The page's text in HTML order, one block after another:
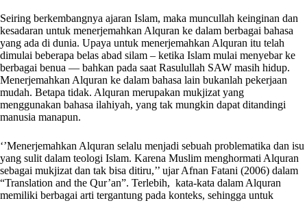
Seiring berkembangnya ajaran Islam, maka muncullah keinginan dan
kesadaran untuk menerjemahkan Alquran ke dalam berbagai bahasa
yang ada di dunia. Upaya untuk menerjemahkan Alquran itu telah
dimulai beberapa belas abad silam – ketika Islam mulai menyebar ke
berbagai benua — bahkan pada saat Rasulullah SAW masih hidup.
Menerjemahkan Alquran ke dalam bahasa lain bukanlah pekerjaan
mudah. Betapa tidak. Alquran merupakan mukjizat yang
menggunakan bahasa ilahiyah, yang tak mungkin dapat ditandingi
manusia manapun.
‘’Menerjemahkan Alquran selalu menjadi sebuah problematika dan isu
yang sulit dalam teologi Islam. Karena Muslim menghormati Alquran
sebagai mukjizat dan tak bisa ditiru,’’ ujar Afnan Fatani (2006) dalam
“Translation and the Qur’an”. Terlebih, kata-kata dalam Alquran
memiliki berbagai arti tergantung pada konteks, sehingga untuk